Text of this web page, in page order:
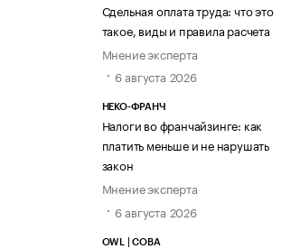
Сдельная оплата труда: что это
такое, виды и правила расчета
Мнение эксперта
6 августа 2026
НЕКО-ФРАНЧ
Налоги во франчайзинге: как
платить меньше и не нарушать
закон
Мнение эксперта
6 августа 2026
OWL | СОВА